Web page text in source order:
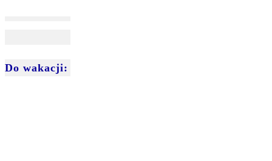
Do wakacji: